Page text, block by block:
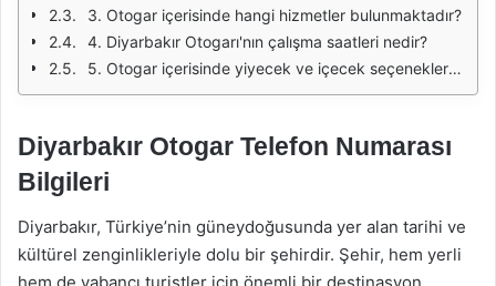
3. Otogar içerisinde hangi hizmetler bulunmaktadır?
4. Diyarbakır Otogarı'nın çalışma saatleri nedir?
5. Otogar içerisinde yiyecek ve içecek seçenekleri var mı?
Diyarbakır Otogar Telefon Numarası
Bilgileri
Diyarbakır, Türkiye’nin güneydoğusunda yer alan tarihi ve
kültürel zenginlikleriyle dolu bir şehirdir. Şehir, hem yerli
hem de yabancı turistler için önemli bir destinasyon